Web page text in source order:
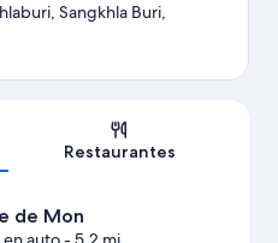
Sangkhla Buri,
Restaurantes
de Mon